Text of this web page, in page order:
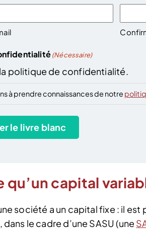
(Nécessaire)
politique de confidentialité.
à prendre connaissances de notre
le livre blanc
qu’un capital
société a un capital fixe : il est
le cadre d’une SASU (une